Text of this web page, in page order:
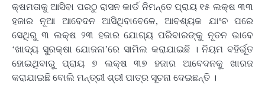
କ୍ଷମତାକୁ ଆସିବା ପରଠୁ ରାସନ କାର୍ଡ ନିମନ୍ତେ ପ୍ରାୟ ୧୫ ଲକ୍ଷ ୩୩
ହଜାର ନୂଆ ଆବେଦନ ଆସିଥିବାବେଳେ, ଆବଶ୍ୟକ ଯାଂଚ ପରେ
ସେଥିରୁ ୩ ଲକ୍ଷ ୨୩ ହଜାର ଯୋଗ୍ୟ ପରିବାରଙ୍କୁ ନୂତନ ଭାବେ
‘ଖାଦ୍ୟ ସୁରକ୍ଷା ଯୋଜନା’ରେ ସାମିଲ କରାଯାଇଛି । ନିୟମ ବହିର୍ଭୂତ
ହୋଇଥିବାରୁ ପ୍ରାୟ ୭ ଲକ୍ଷ ୩୭ ହଜାର ଆବେଦନକୁ ଖାରଜ
କରାଯାଇଛି ବୋଲି ମନ୍ତ୍ରୀ ଶ୍ରୀ ପାତ୍ର ସୂଚନା ଦେଇଛନ୍ତି ।